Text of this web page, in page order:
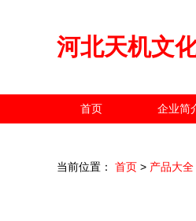
河北天机文
首页 企业简
当前位置： 首页 > 产品大全